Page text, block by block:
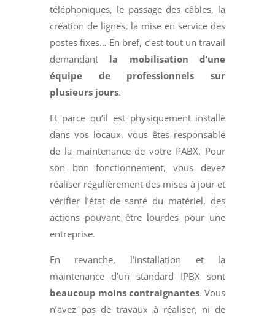
téléphoniques, le passage des câbles, la
création de lignes, la mise en service des
postes fixes… En bref, c’est tout un travail
demandant la mobilisation d’une
équipe de professionnels sur
plusieurs jours.
Et parce qu’il est physiquement installé
dans vos locaux, vous êtes responsable
de la maintenance de votre PABX. Pour
son bon fonctionnement, vous devez
réaliser régulièrement des mises à jour et
vérifier l’état de santé du matériel, des
actions pouvant être lourdes pour une
entreprise.
En revanche, l’installation et la
maintenance d’un standard IPBX sont
beaucoup moins contraignantes. Vous
n’avez pas de travaux à réaliser, ni de